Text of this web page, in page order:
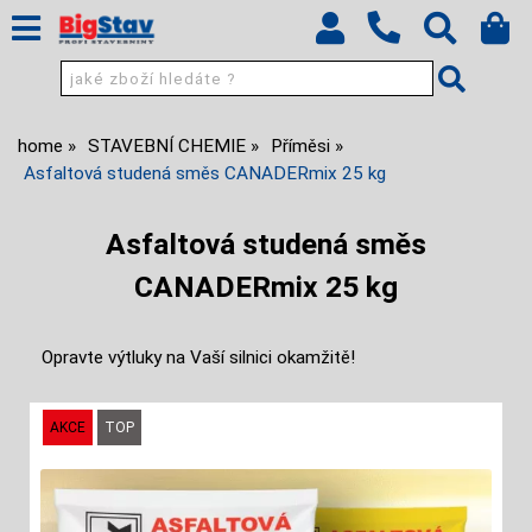
home STAVEBNÍ CHEMIE
Příměsi
Asfaltová studená směs CANADERmix 25 kg
Asfaltová studená směs
CANADERmix 25 kg
Opravte výtluky na Vaší silnici okamžitě!